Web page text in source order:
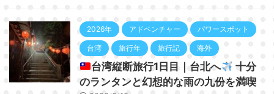
2026年 アドベンチャー パワースポット
台湾 旅行年 旅行記 海外
台湾縦断旅行1日目｜台北へ
十分
のランタンと幻想的な雨の九份を満喫